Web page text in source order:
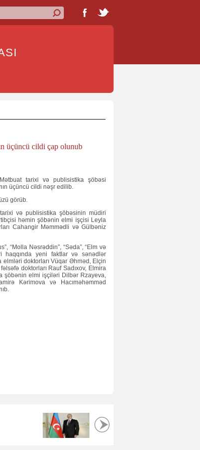
üçüncü cildi çap olunub
tarixi və publisistika şöbəsi
üçüncü cildi nəşr edilib.
görüb.
və publisistika şöbəsinin müdiri
həmin şöbənin elmi işçisi Leyla
Cahangir Məmmədli və Gülbəniz
“Molla Nəsrəddin”, “Səda”, “Elm və
haqqında yeni faktlar və sənədlər
elmləri doktorları Vüqar Əhməd, Elçin
doktorları Rauf Sadıxov, Elmira
şöbənin elmi işçiləri Dilbər Rzayeva,
Kərimova və Hacıməhəmməd